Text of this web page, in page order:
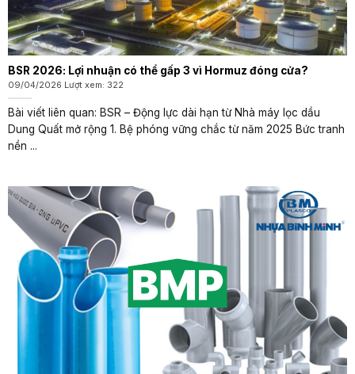
BSR 2026: Lợi nhuận có thể gấp 3 vì Hormuz đóng cửa?
09/04/2026 Lượt xem: 322
Bài viết liên quan: BSR – Động lực dài hạn từ Nhà máy lọc dầu
Dung Quất mở rộng 1. Bệ phóng vững chắc từ năm 2025 Bức tranh
nền ...